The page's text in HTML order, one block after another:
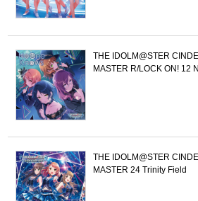
THE IDOLM@STER
MASTER R/LOCK ON! 12
THE IDOLM@STER
MASTER 24 Trinity Field